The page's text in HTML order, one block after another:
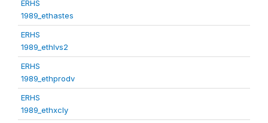
ERHS
1989_ethastes
ERHS
1989_ethlvs2
ERHS
1989_ethprodv
ERHS
1989_ethxcly